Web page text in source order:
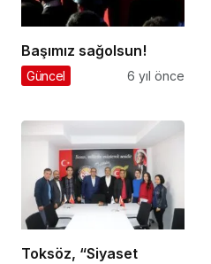
Başımız sağolsun!
Güncel 6 yıl önce
Toksöz, “Siyaset